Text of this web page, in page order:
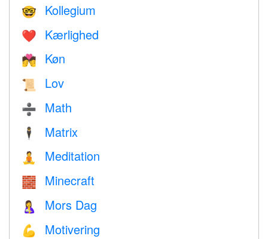
🤓 Kollegium
❤️️ Kærlighed
💏 Køn
📜 Lov
➗ Math
🕴️ Matrix
🧘 Meditation
🧱 Minecraft
🤱 Mors Dag
💪 Motivering